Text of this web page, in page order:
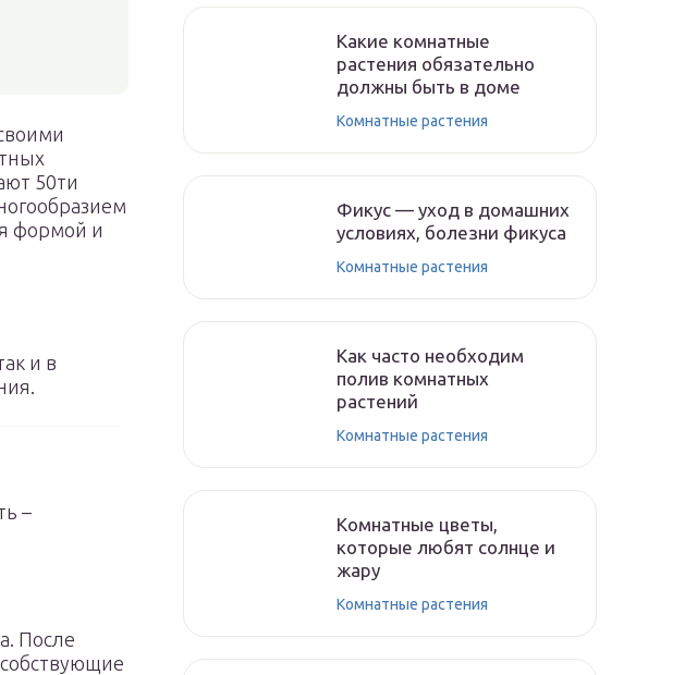
50ти
формой и
и в
–
После
Какие комнатные
растения обязательно
должны быть в доме
Комнатные растения
Фикус — уход в домашних
условиях, болезни фикуса
Комнатные растения
Как часто необходим
полив комнатных
растений
Комнатные растения
Комнатные цветы,
которые любят солнце и
жару
Комнатные растения